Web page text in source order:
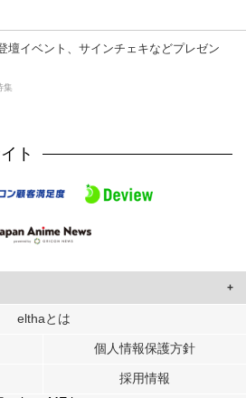
壇イベント、サインチェキなどプレゼン
集
ト
て、ユーザーに合わせたコンテンツや広告の
の各パートナーに提供しています。
ザーが各パートナーに提供した他の情報や、
elthaとは
個人情報保護方針
採用情報